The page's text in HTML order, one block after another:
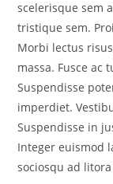
scelerisque sem
tristique sem.
Morbi lectus
massa. Fusce
Suspendisse
imperdiet.
Suspendisse in
Integer euismod
sociosqu ad